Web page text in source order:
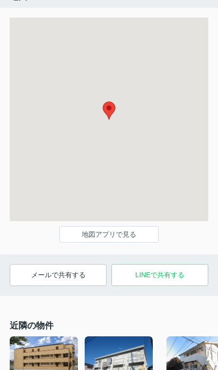
地図アプリで見る
メールで共有する LINEで共有する
近隣の物件